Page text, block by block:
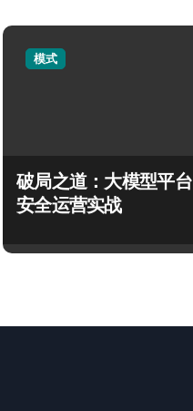
模式
破局之道：大模型平台
安全运营实战